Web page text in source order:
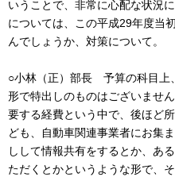
いうことで、非常に心配な状況
については、この平成29年度当
んでしょうか、対策について。
○小林（正）部長 予算の科目上
形で特出しのものはございませ
要する経費という中で、後ほど
ども、自動車関連事業者にお集
しして情報共有をするとか、あ
ただくとかというような形で、